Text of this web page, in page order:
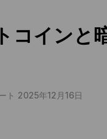
コインと
ト 2025年12月16日